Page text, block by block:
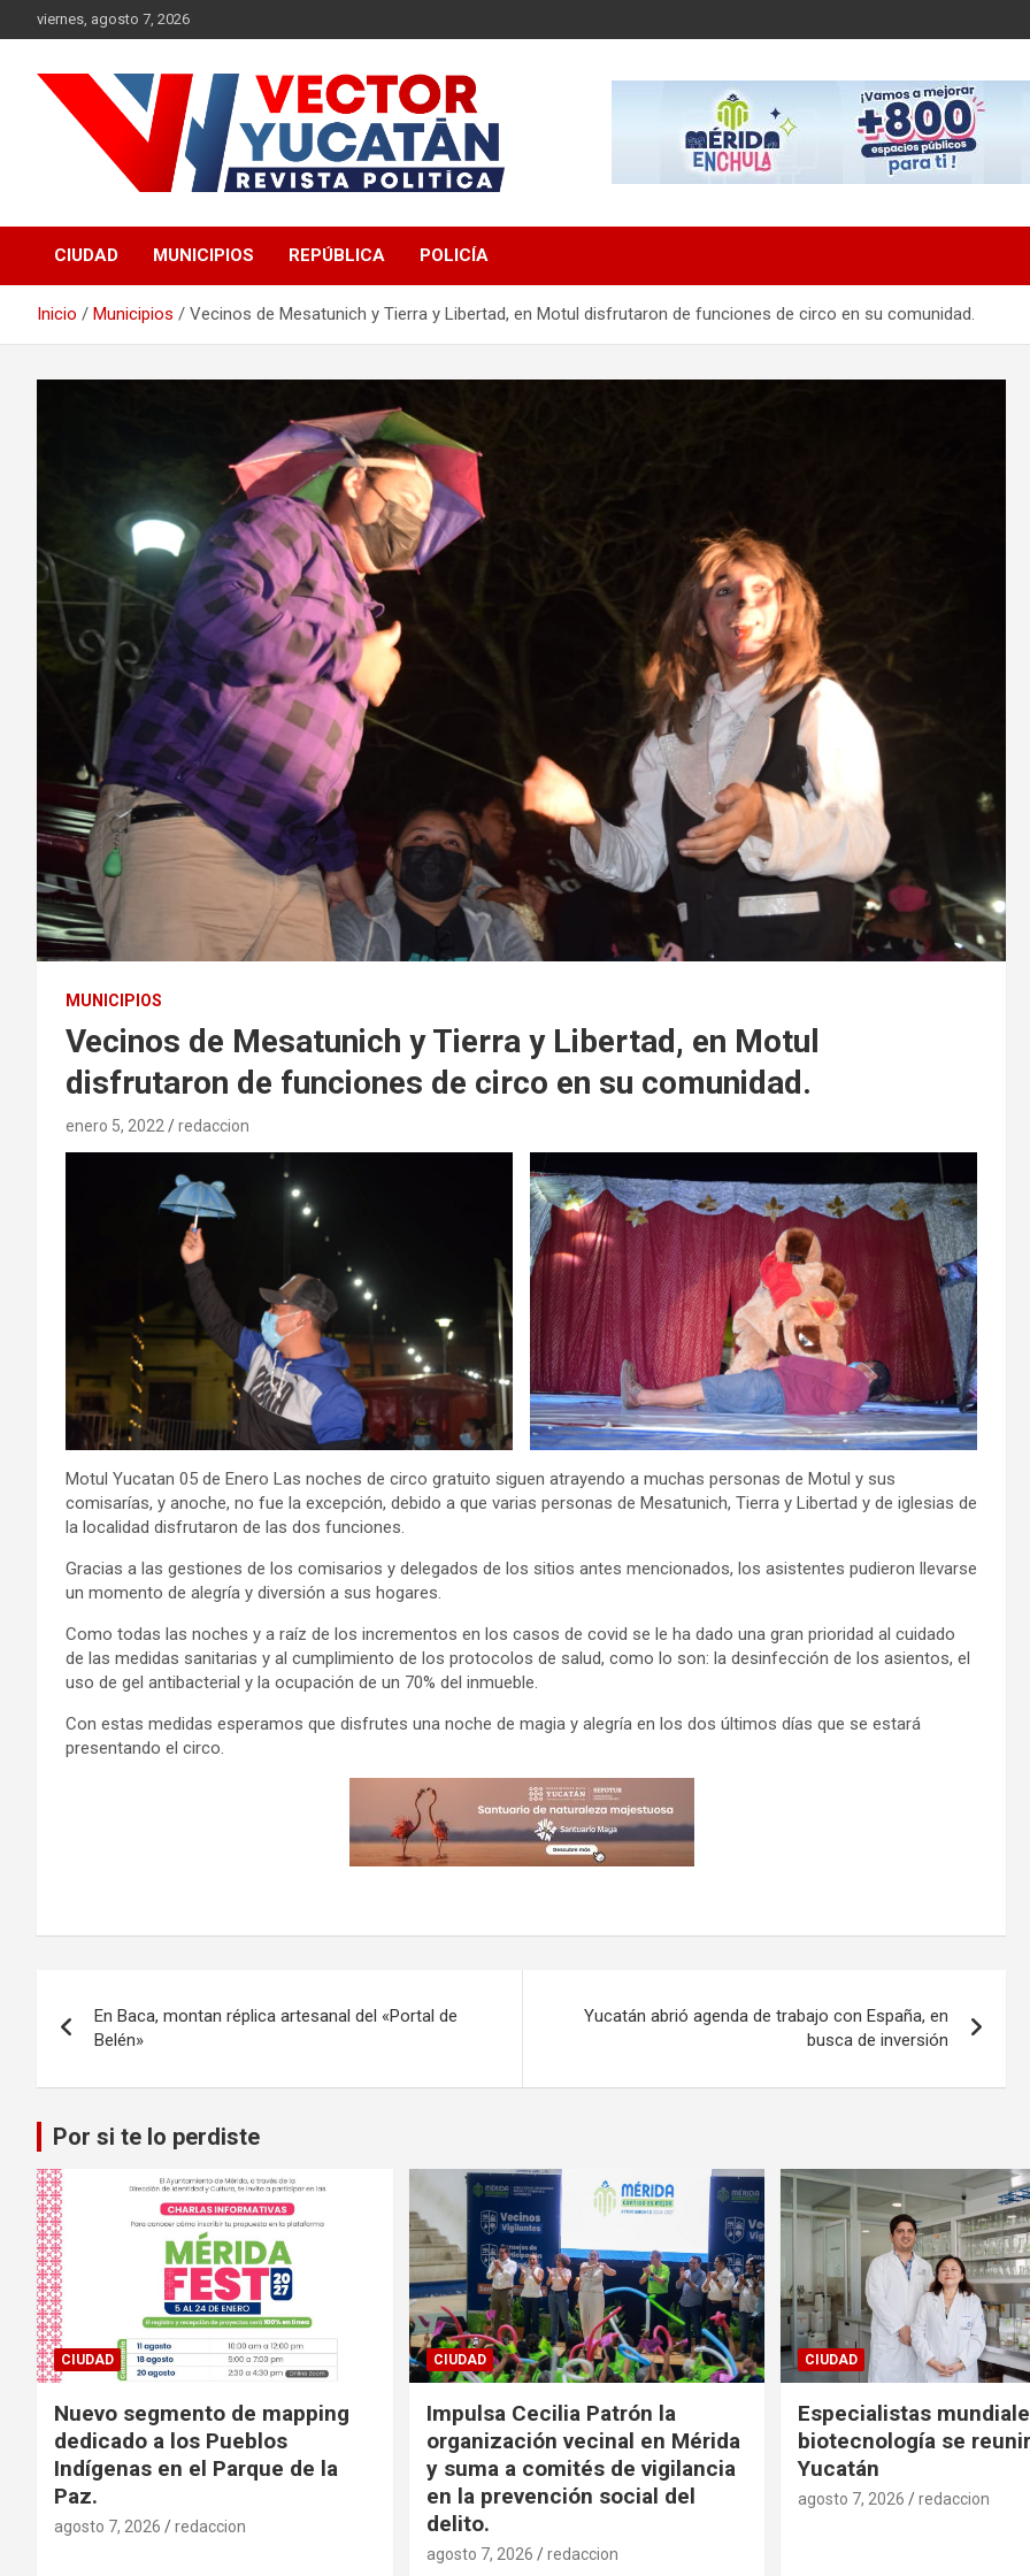
al
viernes, agosto 7, 2026
Vector Yucatán
CIUDAD MUNICIPIOS REPÚBLICA POLICÍA
Inicio Municipios Vecinos de Mesatunich y Tierra y Libertad, en Motul disfrutaron de funciones de circo en su comunidad.
MUNICIPIOS
Vecinos de Mesatunich y Tierra y Libertad, en Motul
disfrutaron de funciones de circo en su comunidad.
enero 5, 2022 redaccion
Motul Yucatan 05 de Enero Las noches de circo gratuito siguen atrayendo a muchas personas de Motul y sus
comisarías, y anoche, no fue la excepción, debido a que varias personas de Mesatunich, Tierra y Libertad y de iglesias de
la localidad disfrutaron de las dos funciones.
Gracias a las gestiones de los comisarios y delegados de los sitios antes mencionados, los asistentes pudieron llevarse
un momento de alegría y diversión a sus hogares.
Como todas las noches y a raíz de los incrementos en los casos de covid se le ha dado una gran prioridad al cuidado
de las medidas sanitarias y al cumplimiento de los protocolos de salud, como lo son: la desinfección de los asientos, el
uso de gel antibacterial y la ocupación de un 70% del inmueble.
Con estas medidas esperamos que disfrutes una noche de magia y alegría en los dos últimos días que se estará
presentando el circo.
de
entradas
En Baca, montan réplica artesanal del «Portal de
Belén»
Yucatán abrió agenda de trabajo con España, en
busca de inversión
Por si te lo perdiste
CIUDAD
Nuevo segmento de mapping
dedicado a los Pueblos
Indígenas en el Parque de la
Paz.
agosto 7, 2026 redaccion
CIUDAD
Impulsa Cecilia Patrón la
organización vecinal en Mérida
y suma a comités de vigilancia
en la prevención social del
delito.
agosto 7, 2026 redaccion
CIUDAD
Especialistas
biotecnología se
Yucatán
agosto 7, 2026 redaccion